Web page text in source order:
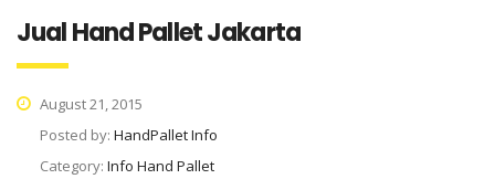
Jual Hand Pallet Jakarta
August 21, 2015
Posted by: HandPallet Info
Category: Info Hand Pallet